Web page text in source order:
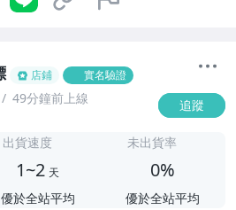
店鋪 實名驗證
49分鐘前上線 追蹤
出貨速度
1~2 天
優於全站平均
未出貨率
0%
優於全站平均